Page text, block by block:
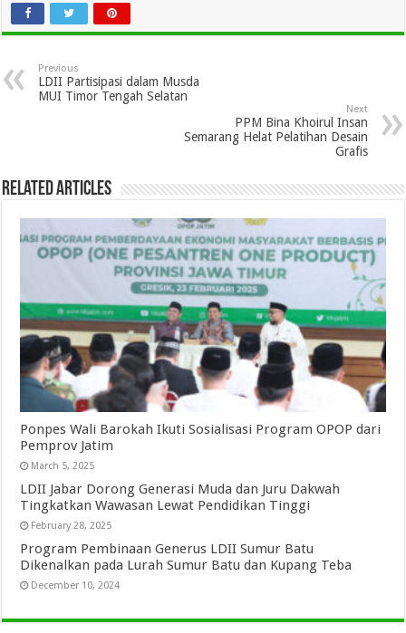
Previous
LDII Partisipasi dalam Musda
MUI Timor Tengah Selatan
Next
PPM Bina Khoirul Insan
Semarang Helat Pelatihan Desain
Grafis
Related Articles
Ponpes Wali Barokah Ikuti Sosialisasi Program OPOP dari
Pemprov Jatim
March 5, 2025
LDII Jabar Dorong Generasi Muda dan Juru Dakwah
Tingkatkan Wawasan Lewat Pendidikan Tinggi
February 28, 2025
Program Pembinaan Generus LDII Sumur Batu
Dikenalkan pada Lurah Sumur Batu dan Kupang Teba
December 10, 2024